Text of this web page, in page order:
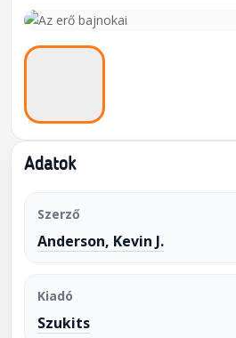
Adatok
Szerző
Anderson, Kevin J.
Kiadó
Szukits